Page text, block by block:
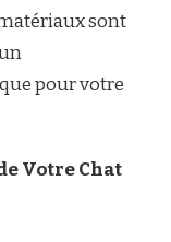
sont
pour votre
Votre Chat